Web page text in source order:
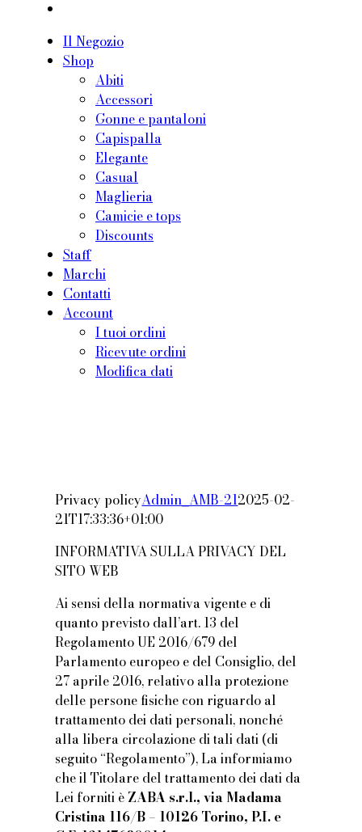
Il Negozio
Shop
Abiti
Accessori
Gonne e pantaloni
Capispalla
Elegante
Casual
Maglieria
Camicie e tops
Discounts
Staff
Marchi
Contatti
Account
I tuoi ordini
Ricevute ordini
Modifica dati
Privacy policyAdmin_AMB-212025-02-
21T17:33:36+01:00
INFORMATIVA SULLA PRIVACY DEL
SITO WEB
Ai sensi della normativa vigente e di
quanto previsto dall’art. 13 del
Regolamento UE 2016/679 del
Parlamento europeo e del Consiglio, del
27 aprile 2016, relativo alla protezione
delle persone fisiche con riguardo al
trattamento dei dati personali, nonché
alla libera circolazione di tali dati (di
seguito “Regolamento”), La informiamo
che il Titolare del trattamento dei dati da
Lei forniti è ZABA s.r.l., via Madama
Cristina 116/B – 10126 Torino, P.I. e